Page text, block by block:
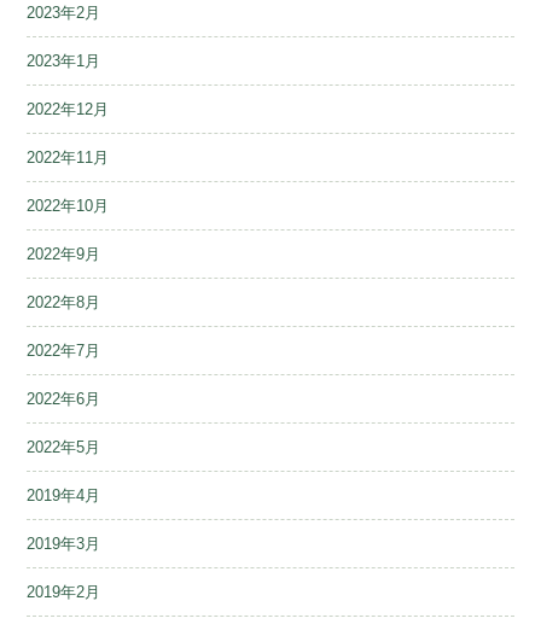
2023年2月
2023年1月
2022年12月
2022年11月
2022年10月
2022年9月
2022年8月
2022年7月
2022年6月
2022年5月
2019年4月
2019年3月
2019年2月